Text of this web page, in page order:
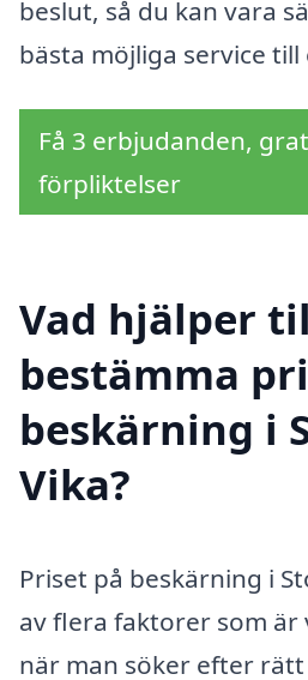
beslut, så du kan vara
bästa möjliga service
Få 3 erbjudanden,
förpliktelser
Vad hjälper
bestämma
beskärning i
Vika?
Priset på beskärning i
av flera faktorer som
när man söker efter